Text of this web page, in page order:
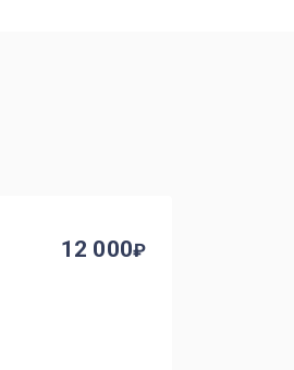
12 000